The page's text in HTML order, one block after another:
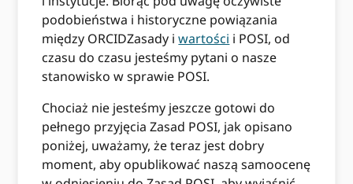
podobieństwa i historyczne powiązania
między ORCIDZasady iwartości i POSI, od
czasu do czasu jesteśmy pytani o nasze
stanowisko w sprawie POSI.
Chociaż nie jesteśmy jeszcze gotowi do
pełnego przyjęcia Zasad POSI, jak opisano
poniżej, uważamy, że teraz jest dobry
moment, aby opublikować naszą samoocenę